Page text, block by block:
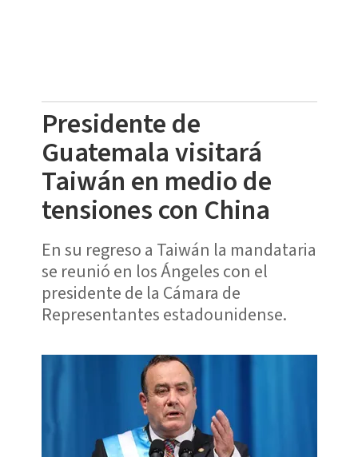
Presidente de
Guatemala visitará
Taiwán en medio de
tensiones con China
En su regreso a Taiwán la mandataria
se reunió en los Ángeles con el
presidente de la Cámara de
Representantes estadounidense.